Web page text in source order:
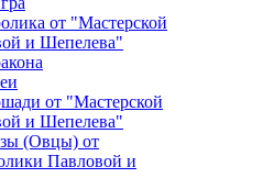
от "Мастерской
и Шепелева"
от "Мастерской
и Шепелева"
(Овцы) от
Павловой и